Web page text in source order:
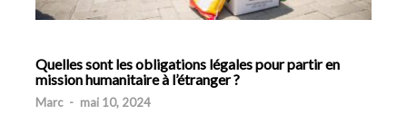
Quelles sont les obligations légales pour partir en
mission humanitaire à l’étranger ?
Marc - mai 10, 2024